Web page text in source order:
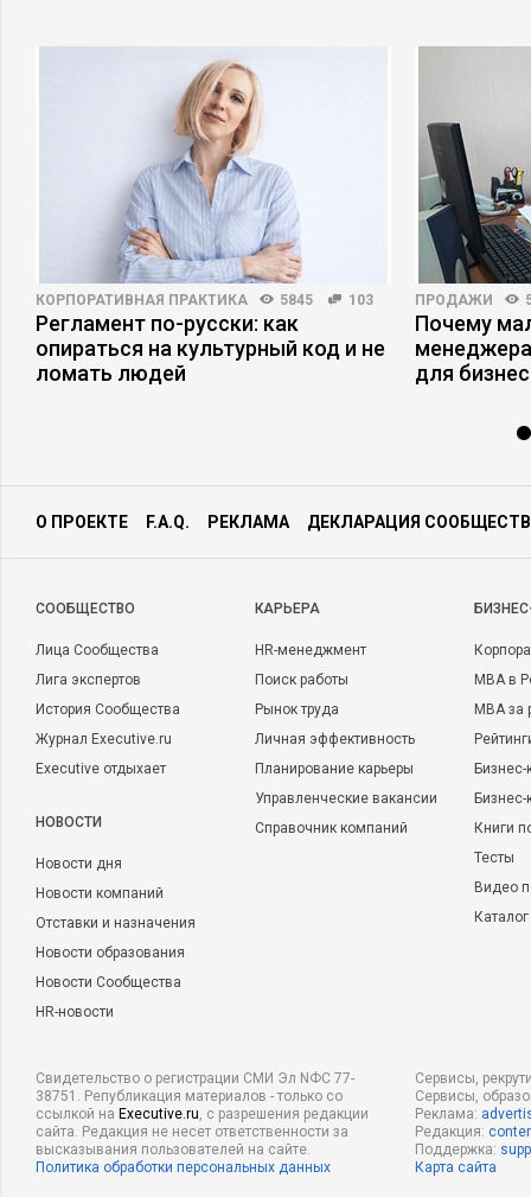
КОРПОРАТИВНАЯ ПРАКТИКА 5845 103
Регламент по-русски: как
опираться на культурный код и не
ломать людей
ПРОДАЖИ
Почему
для
О ПРОЕКТЕ F.A.Q. РЕКЛАМА ДЕКЛАРАЦИЯ
CООБЩЕСТВО
Лица Сообщества
Лига экспертов
История Сообщества
Журнал Executive.ru
Executive отдыхает
НОВОСТИ
Новости дня
Новости компаний
Отставки и назначения
Новости образования
Новости Сообщества
HR-новости
КАРЬЕРА
HR-менеджмент
Поиск работы
Рынок труда
Личная эффективность
Планирование карьеры
Управленческие вакансии
Справочник компаний
MBA в
MBA
Бизнес-
Книги
Тесты
Видео
Свидетельство о регистрации СМИ Эл NФС 77-
38751. Републикация материалов - только со
ссылкой на Executive.ru, с разрешения редакции
сайта. Редакция не несет ответственности за
высказывания пользователей на сайте.
Политика обработки персональных данных
Сервисы,
Сервисы,
Реклама:
Редакция:
Поддержка:
Карта сайта